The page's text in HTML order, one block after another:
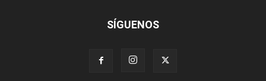
SÍGUENOS